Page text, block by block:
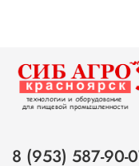
8 (953) 587-90-